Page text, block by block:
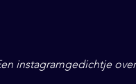
instagramgedichtje